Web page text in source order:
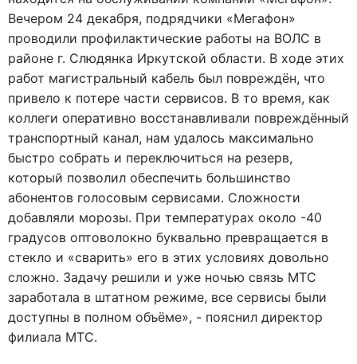
Вечером 24 декабря, подрядчики «Мегафон»
проводили профилактические работы на ВОЛС в
районе г. Слюдянка Иркутской области. В ходе этих
работ магистральный кабель был повреждён, что
привело к потере части сервисов. В то время, как
коллеги оперативно восстанавливали повреждённый
транспортный канал, нам удалось максимально
быстро собрать и переключиться на резерв,
который позволил обеспечить большинство
абонентов голосовым сервисами. Сложности
добавляли морозы. При температурах около -40
градусов оптоволокно буквально превращается в
стекло и «сварить» его в этих условиях довольно
сложно. Задачу решили и уже ночью связь МТС
заработала в штатном режиме, все сервисы были
доступны в полном объёме», - пояснил директор
филиала МТС.